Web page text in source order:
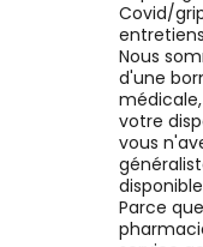
Covid/
Nous
d'une
votre
vous
Parce